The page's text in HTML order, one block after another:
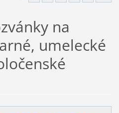
na
umelecké